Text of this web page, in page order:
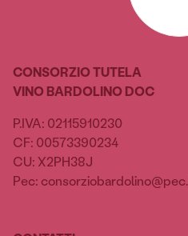
CONSORZIO TUTELA
VINO BARDOLINO DOC
P.IVA: 02115910230
CF: 00573390234
CU: X2PH38J
Pec: